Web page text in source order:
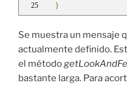
}
Se muestra un mensaje
actualmente definido.
el método
bastante larga. Para